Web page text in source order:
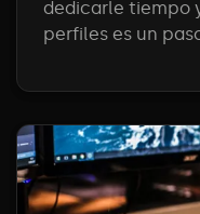
dedicarle tiempo
perfiles es un